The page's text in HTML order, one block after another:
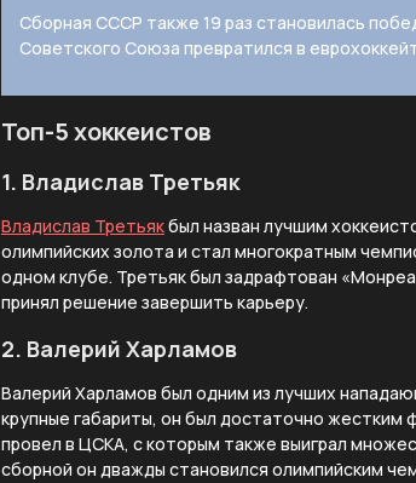
Сборная СССР также 19 раз становилась
Советского Союза превратился в
Топ-5 хоккеистов
1. Владислав Третьяк
Владислав Третьякбыл назван лучшим
олимпийских золота и стал многократным
одном клубе. Третьяк был задрафтован
принял решение завершить карьеру.
2. Валерий Харламов
Валерий Харламов был одним из лучших
крупные габариты, он был достаточно
провел в ЦСКА, с которым также выиграл
сборной он дважды становился олимпийским